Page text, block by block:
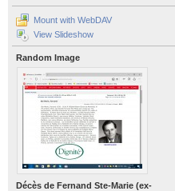
Mount with WebDAV
View Slideshow
Random Image
Décès de Fernand Ste-Marie (ex-